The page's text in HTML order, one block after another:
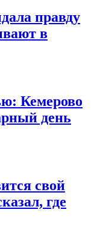
правду
в
Кемерово
день
свой
где